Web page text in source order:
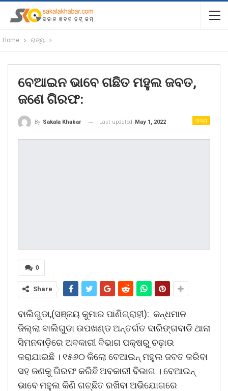
Home ରାଜ୍ୟ
ବେଆଇନ ଭାବେ ଗଛିତ ମହୁଲ ଜବତ,
ଜଣେ ଗିରଫ:
ରାଜ୍ୟ
By Sakala Khabar Last updated May 1, 2022
0
Share
ବାଲିଗୁଡା,(ସଞ୍ଜୟ କୁମାର ପାଣିଗ୍ରାହୀ): କନ୍ଧମାଳ
ଜିଲ୍ଲା ବାଲିଗୁଡା ଉପଖଣ୍ଡ ଅନ୍ତର୍ଗତ ଦାରିଙ୍ଗବାଡି ଥାନା
ସିମନବାଡ଼ିରେ ଅବକାରୀ ବିଭାଗ ପକ୍ଷରୁ ଚଢ଼ାଉ
କରାଯାଇଛି । ୧୫୬୦ କିଲୋ ବେଆଇନ୍ ମହୁଲ ଜବତ କରିବା
ସହ ଜଣକୁ ଗିରଫ କରିଛି ଅବକାରୀ ବିଭାଗ । ବେଆଇନ୍
ଭାବେ ମହୁଲ କିଣି ଗଚ୍ଛିତ ରଖିବା ଅଭିଯୋଗରେ